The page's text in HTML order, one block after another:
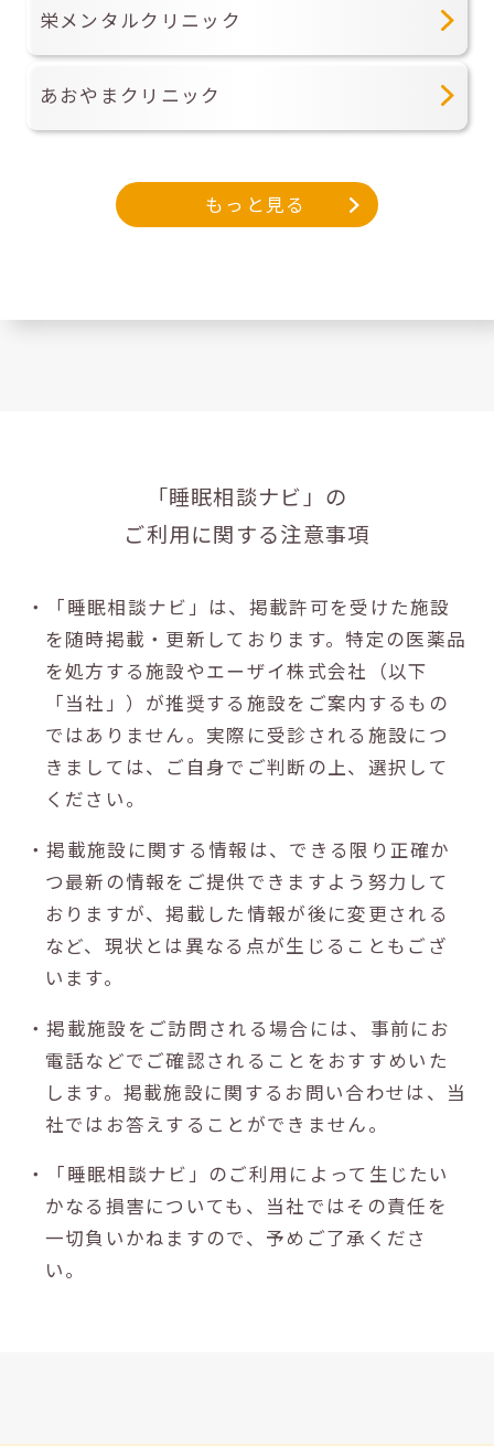
栄メンタルクリニック
あおやまクリニック
もっと見る
「睡眠相談ナビ」の
ご利用に関する注意事項
・「睡眠相談ナビ」は、掲載許可を受けた施設
を随時掲載・更新しております。特定の医薬品
を処方する施設やエーザイ株式会社（以下
「当社」）が推奨する施設をご案内するもの
ではありません。実際に受診される施設につ
きましては、ご自身でご判断の上、選択して
ください。
・掲載施設に関する情報は、できる限り正確か
つ最新の情報をご提供できますよう努力して
おりますが、掲載した情報が後に変更される
など、現状とは異なる点が生じることもござ
います。
・掲載施設をご訪問される場合には、事前にお
電話などでご確認されることをおすすめいた
します。掲載施設に関するお問い合わせは、当
社ではお答えすることができません。
・「睡眠相談ナビ」のご利用によって生じたい
かなる損害についても、当社ではその責任を
一切負いかねますので、予めご了承くださ
い。